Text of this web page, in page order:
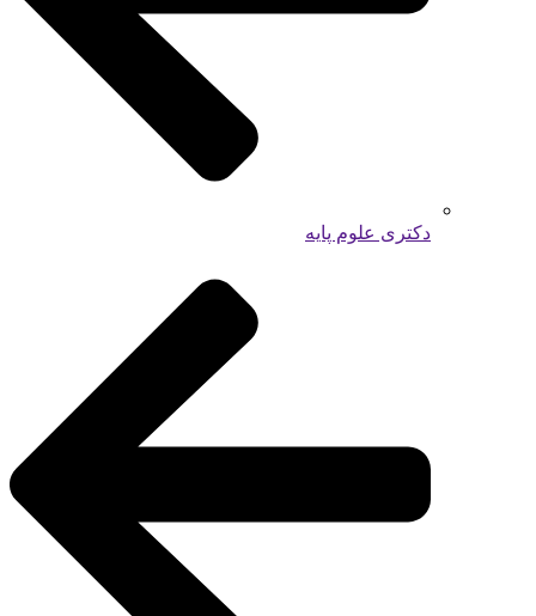
دکتری علوم پایه